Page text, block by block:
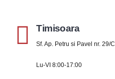
Timisoara
Sf. Ap. Petru si Pavel nr. 29/C
Lu-VI 8:00-17:00